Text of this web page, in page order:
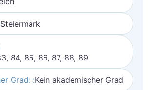
Steiermark
84, 85, 86, 87, 88, 89
Grad: :Kein akademischer Grad